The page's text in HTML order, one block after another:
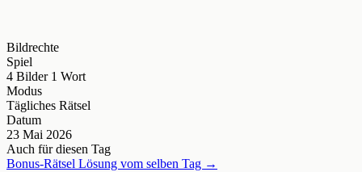
Bildrechte
Spiel
4 Bilder 1 Wort
Modus
Tägliches Rätsel
Datum
23 Mai 2026
Auch für diesen Tag
Bonus-Rätsel Lösung vom selben Tag →